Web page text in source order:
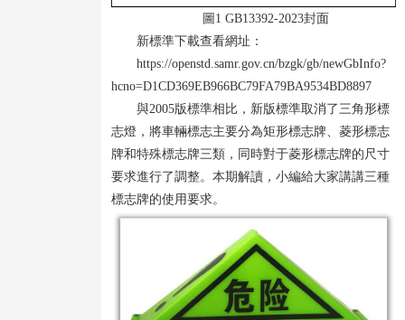
圖1 GB13392-2023封面
新標準下載查看網址：
https://openstd.samr.gov.cn/bzgk/gb/newGbInfo?
hcno=D1CD369EB966BC79FA79BA9534BD8897
與2005版標準相比，新版標準取消了三角形標
志燈，將車輛標志主要分為矩形標志牌、菱形標志
牌和特殊標志牌三類，同時對于菱形標志牌的尺寸
要求進行了調整。本期解讀，小編給大家講講三種
標志牌的使用要求。